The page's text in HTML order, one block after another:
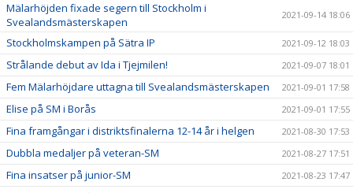
Mälarhöjden fixade segern till Stockholm i
Svealandsmästerskapen
2021-09-14 18:06
Stockholmskampen på Sätra IP 2021-09-12 18:03
Strålande debut av Ida i Tjejmilen! 2021-09-07 18:01
Fem Mälarhöjdare uttagna till Svealandsmästerskapen 2021-09-01 17:58
Elise på SM i Borås 2021-09-01 17:55
Fina framgångar i distriktsfinalerna 12-14 år i helgen 2021-08-30 17:53
Dubbla medaljer på veteran-SM 2021-08-27 17:51
Fina insatser på junior-SM 2021-08-23 17:47